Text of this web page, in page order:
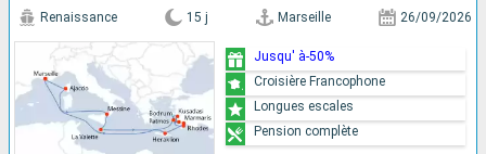
Renaissance 15 j Marseille 26/09/2026
Jusqu' à-50%
Croisière Francophone
Longues escales
Pension complète